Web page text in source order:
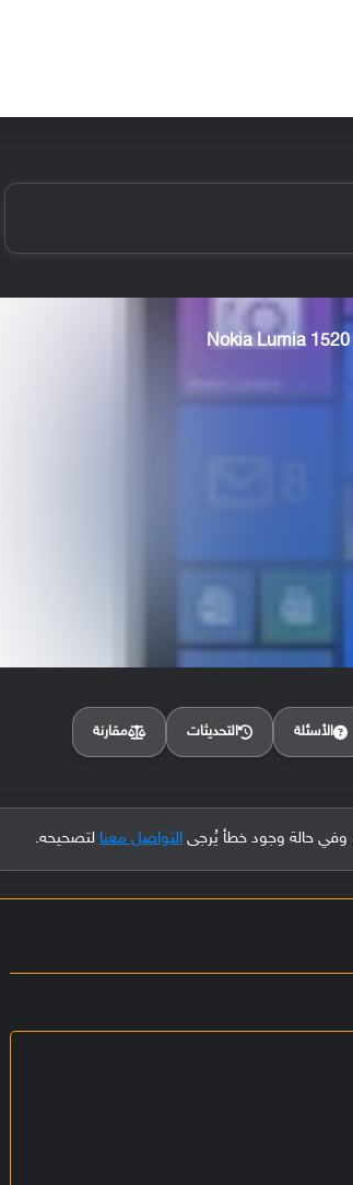
الأسئلة التحديثات مقارنة
التواصل معنا لتصحيحه.